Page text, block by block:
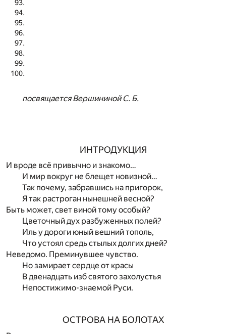
посвящается Вершининой С. Б.
ИНТРОДУКЦИЯ
И вроде всё привычно и знакомо…
И мир вокруг не блещет новизной…
Так почему, забравшись на пригорок,
Я так растроган нынешней весной?
Быть может, свет виной тому особый?
Цветочный дух разбуженных полей?
Иль у дороги юный вешний тополь,
Что устоял средь стылых долгих дней?
Неведомо. Преминувшее чувство.
Но замирает сердце от красы
В двенадцать изб святого захолустья
Непостижимо-знаемой Руси.
ОСТРОВА НА БОЛОТАХ